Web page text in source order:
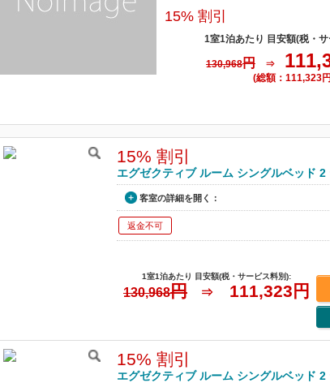
15% 割引
1室1泊あたり 目安額(税・サ
130,968円 ⇒
(総額：111,323円
15% 割引
エグゼクティブ ルーム シングルベッド 2
客室の詳細を開く：
返金不可
1室1泊あたり 目安額(税・サービス料別):
130,968円 ⇒ 111,323 円
15% 割引
エグゼクティブ ルーム シングルベッド 2